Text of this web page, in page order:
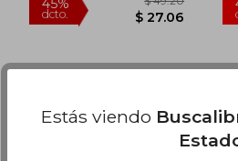
Estás viendo